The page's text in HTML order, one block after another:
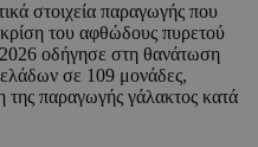
στοιχεία παραγωγής που
του αφθώδους πυρετού
οδήγησε στη θανάτωση
σε 109 μονάδες,
παραγωγής γάλακτος κατά